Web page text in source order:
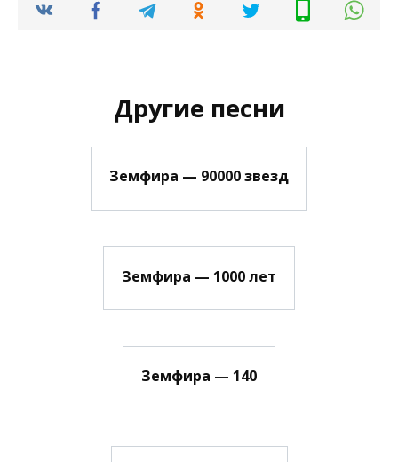
Другие песни
Земфира — 90000 звезд
Земфира — 1000 лет
Земфира — 140